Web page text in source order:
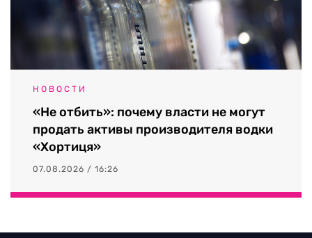
НОВОСТИ
«Не отбить»: почему власти не могут
продать активы производителя водки
«Хортиця»
07.08.2026 / 16:26